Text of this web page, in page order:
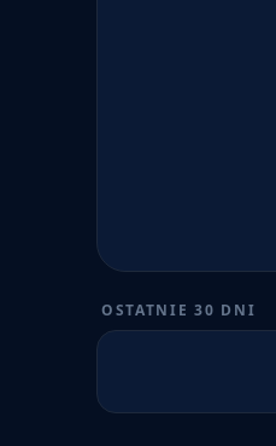
OSTATNIE 30 DNI